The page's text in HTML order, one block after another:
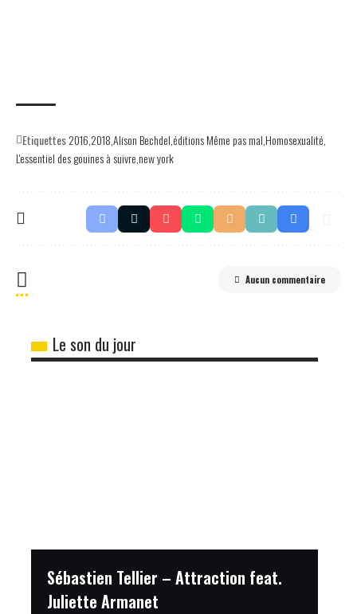
Etiquettes2016 2018Alison Bechdeléditions Même pas malHomosexualité
L'essentiel des gouines à suivrenew york
Aucun commentaire
Le son du jour
Sébastien Tellier – Attraction feat.
Juliette Armanet